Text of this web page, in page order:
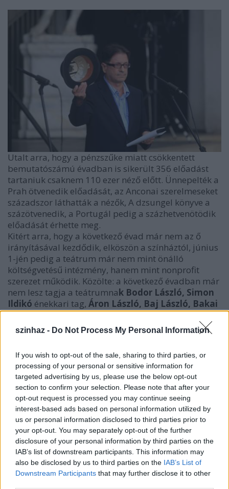
szinhaz - Do Not Process My Personal Information
If you wish to opt-out of the sale, sharing to third parties, or
processing of your personal or sensitive information for
targeted advertising by us, please use the below opt-out
section to confirm your selection. Please note that after your
opt-out request is processed you may continue seeing
interest-based ads based on personal information utilized by
us or personal information disclosed to third parties prior to
your opt-out. You may separately opt-out of the further
disclosure of your personal information by third parties on the
IAB’s list of downstream participants. This information may
also be disclosed by us to third parties on the IAB’s List of
Downstream Participants that may further disclose it to other
Utalt arra, hogy a pénzszűke miatt csökkentett
bemutatószámú évadban is sikerült 356 előadást
tartaniuk csaknem 110 ezer néző előtt. Ünnepelték a
Prah ötvenedik előadását, az Anconai szerelmeseket
századszor láthatták a nézők, A dzsungel könyve a
százötvenedik, a Portugál pedig a százhetvenötödik
előadását érhette meg.
Kitért arra, hogy a következő évad már nem az ő
irányításával kezdődik, elköszön a színháztól, június
1-jén pedig a teátrum már nem mint önálló
költségvetésű intézmény, hanem mint nonprofit
szerezet működik. Közölte: a következő évadban már
nem lesz tagja a teátrumnak Bodor László, Simon
Ildikó énekkari tag, Áron László, Baj László, Bakai
László, Chajnóczki Balázs, Csizmadia Mónika,
Hunyadkürti István, Kis Domonkos Márk,
Korcsmáros György, Korognai Károly, Molnár
Pap Lívia, Szirtes Gábor, Vida Péterszínművész,
valamintKrámer György, a tánctagozat vezetője és
Váradi Katalinzeneigazgató.